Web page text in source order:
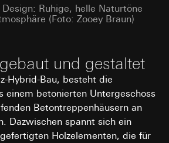
Ruhige, helle Naturtöne
(Foto: Zooey Braun)
und gestaltet
Hybrid-Bau, besteht die
einem betonierten Untergeschoss
Betontreppenhäusern an
Dazwischen spannt sich ein
Holzelementen, die für